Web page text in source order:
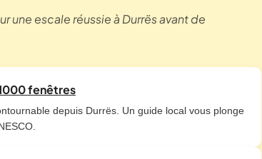
une escale réussie à Durrës avant de
fenêtres
depuis Durrës. Un guide local vous plonge